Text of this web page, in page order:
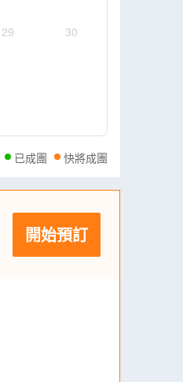
29 30
已成團 快將成團
開始預訂